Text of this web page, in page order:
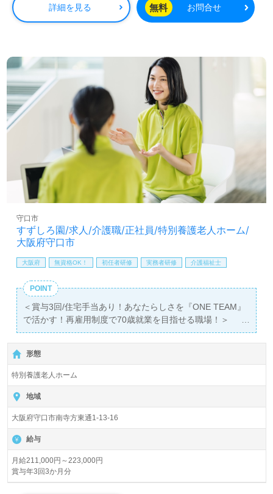
職を目指される方も幅広く募集します。特別養護老人ホー
ムでの勤務経験は問いません。幅広い年代層の方が活躍
いポイント！『ご利用者様のお役に立ちたい』『資格取得
を目指している、介護知識や技術力を高めたい』『介護業
界でご利用者様のお役に立てるキャリアを描きたい』『転
職でキャリアチェンジを実現したい、施設形態や環境を変
えて働きたい』等の方も大歓迎です。募集詳細等、担当コ
ンサルタントよりご案内します。お問い合わせも遠慮なく
お願いします。
全国の求人ご紹介！医療/福祉業界の正社員/パート仕事探
しは【ウィルオブ介護】＊求人情報収集、将来的に検討の
方も遠慮なく＊
LINE、メール、お電話などご希望に応じてお問い合わせ/ご
料サービスをご利用いただけます。＜非公開求人も取扱い
あり！＞"転職支援"のプロと一緒に転職活動！お問い合わ
せお待ちしております。
詳細を見る 無料 お問合せ
すずしろ園/求人/介護職/正社員/特別養護老人ホーム/
大阪府守口市
守口市
大阪府 無資格OK！ 初任者研修 実務者研修 介護福祉士
POINT
＜賞与3回/住宅手当あり！あなたらしさを『ONE TEAM』
で活かす！再雇用制度で70歳就業を目指せる職場！＞
◎介護職/正社員募集◎【月給211,000円～223,000円】＊
初任者研修以上有資格者向け求人＊『新森古市駅』徒歩10
分。
入所定員60名（30室/従来型個室/多床室）『特別養護老人
ホームすずしろ園』』社会福祉法人柏清会（本部：大阪府
守口市）様の運営です。大阪府を中心にデイサービス、訪
問看護ステーション、障がい者支援、特別養護老人ホー
ム、ケアハウス、居宅介護支援事業所を展開されていま
◎幅広い年代層の職員様が活躍中！『当たり前の日常の中
にある素晴らしさを提供したい』職員様全員の想いあふれ
形態
特別養護老人ホーム
地域
大阪府守口市南寺方東通1-13-16
給与
月給211,000円～223,000円
賞与年3回3か月分